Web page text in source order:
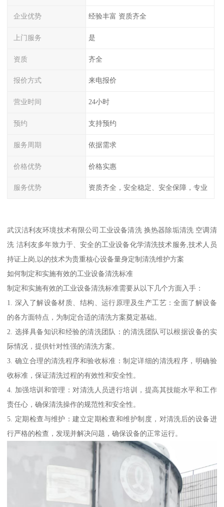
企业优势 经验丰富 资质齐全
上门服务 是
资质 齐全
报价方式 来电报价
营业时间 24小时
预约 支持预约
服务周期 依据需求
价格优势 价格实惠
服务优势 资质齐全，安全稳定、安全保障，专业
武汉洁利友环境技术有限公司工业设备清洗 换热器除垢清洗 空调清
洗 洁利友多年致力于、安全的工业设备化学清洗技术服务,技术人员
持证上岗,以的技术为贵重核心设备量身定制清洗维护方案
如何制定和实施有效的工业设备清洗标准
制定和实施有效的工业设备清洗标准需要从以下几个方面入手：
1. 深入了解设备材质、结构、运行原理及生产工艺：全面了解设备
的各方面特点，为制定合适的清洗方案奠定基础。
2. 选择具备知识和经验的清洗团队：的清洗团队可以根据设备的实
际情况，提供针对性强的清洗方案。
3. 确立合理的清洗程序和验收标准：制定详细的清洗程序，明确验
收标准，保证清洗过程的有效性和安全性。
4. 加强培训和管理：对清洗人员进行培训，提高其技能水平和工作
责任心，确保清洗操作的规范性和安全性。
5. 定期检查与维护：建立定期检查和维护制度，对清洗后的设备进
行严格的检查，发现并解决问题，确保设备的正常运行。